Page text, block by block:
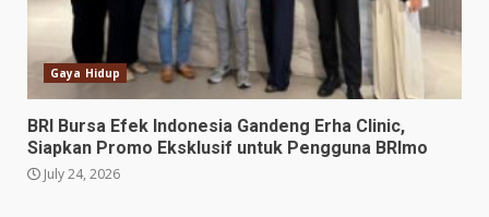
Gaya Hidup
BRI Bursa Efek Indonesia Gandeng Erha Clinic,
Siapkan Promo Eksklusif untuk Pengguna BRImo
July 24, 2026